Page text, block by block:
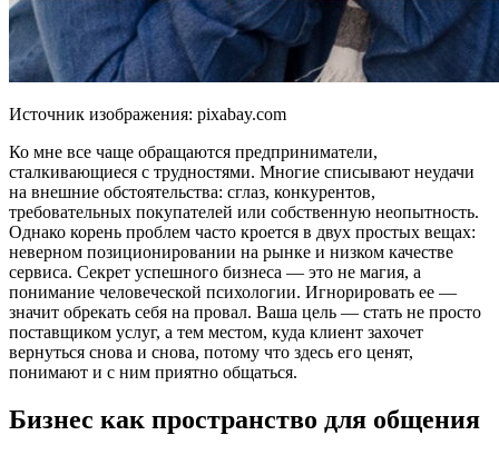
Источник изображения: pixabay.com
Ко мне все чаще обращаются предприниматели,
сталкивающиеся с трудностями. Многие списывают неудачи
на внешние обстоятельства: сглаз, конкурентов,
требовательных покупателей или собственную неопытность.
Однако корень проблем часто кроется в двух простых вещах:
неверном позиционировании на рынке и низком качестве
сервиса. Секрет успешного бизнеса — это не магия, а
понимание человеческой психологии. Игнорировать ее —
значит обрекать себя на провал. Ваша цель — стать не просто
поставщиком услуг, а тем местом, куда клиент захочет
вернуться снова и снова, потому что здесь его ценят,
понимают и с ним приятно общаться.
Бизнес как пространство для общения